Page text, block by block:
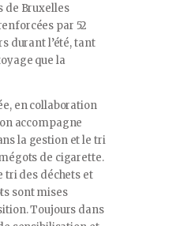
de Bruxelles
par 52
durant l’été, tant
que la
en collaboration
accompagne
la gestion et le tri
de cigarette.
tri des déchets et
sont mises
Toujours dans